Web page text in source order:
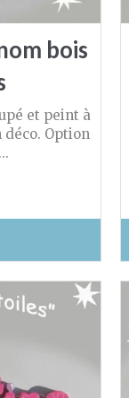
bois
et peint à
Option